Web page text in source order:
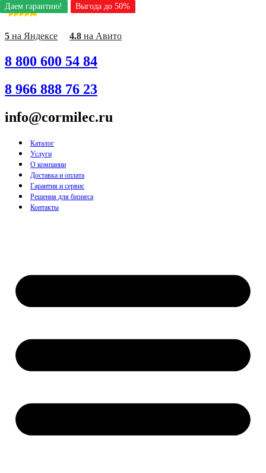
Перейти
к
содержимому
5 на Яндексе 4.8 на Авито
8 800 600 54 84
8 966 888 76 23
info@cormilec.ru
Каталог
Услуги
О компании
Доставка и оплата
Гарантия и сервис
Решения для бизнеса
Контакты
Даем гарантию! Выгода до 50%
Даем гарантию! Выгода до 50%
Даем гарантию! Выгода до 50%
Даем гарантию! Выгода до 50%
Даем гарантию! Выгода до 50%
Даем гарантию! Выгода до 50%
Даем гарантию! Выгода до 50%
Даем гарантию! Выгода до 50%
Даем гарантию! Выгода до 50%